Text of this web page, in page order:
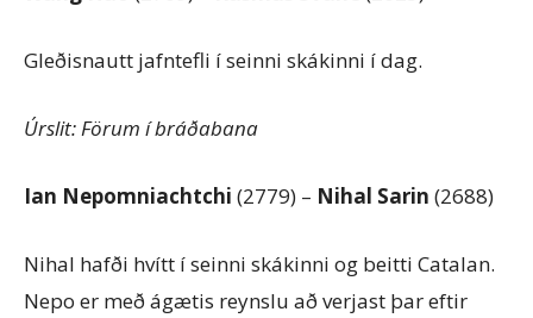
Gleðisnautt jafntefli í seinni skákinni í dag.
Úrslit: Förum í bráðabana
Ian Nepomniachtchi (2779) – Nihal Sarin (2688)
Nihal hafði hvítt í seinni skákinni og beitti Catalan.
Nepo er með ágætis reynslu að verjast þar eftir